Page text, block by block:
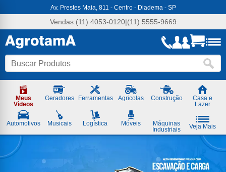
-
em
Máquinas
Ferramentas
Av. Prestes Maia, 811 - Centro - Diadema - SP
Vendas:(11) 4053-0120|(11) 5555-9669
Meus
Vídeos
Geradores Ferramentas Agricolas Construção
Casa e
Lazer
Automotivos Musicais Logística Móveis
Máquinas
Industriais
Veja Mais